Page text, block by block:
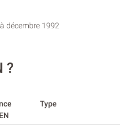
décembre 1992
?
Type